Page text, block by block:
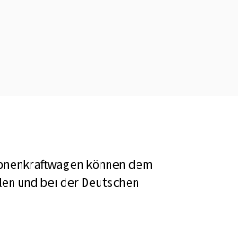
können dem
und bei der Deutschen